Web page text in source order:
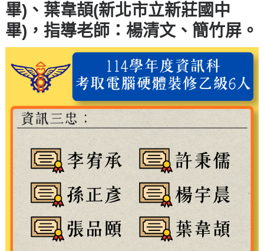
畢)、葉韋頡(新北市立新莊國中
畢)，指導老師：楊清文、簡竹屏。